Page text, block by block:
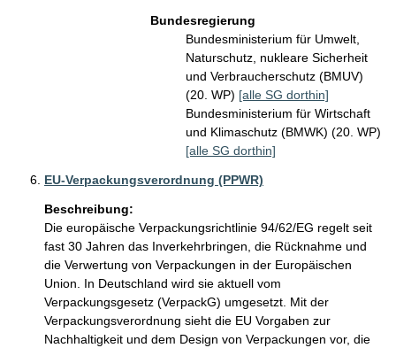
Bundesregierung
Bundesministerium für Umwelt,
Naturschutz, nukleare Sicherheit
und Verbraucherschutz (BMUV)
(20. WP) [alle SG dorthin]
Bundesministerium für Wirtschaft
und Klimaschutz (BMWK) (20. WP)
[alle SG dorthin]
EU-Verpackungsverordnung (PPWR)
Beschreibung:
Die europäische Verpackungsrichtlinie 94/62/EG regelt seit
fast 30 Jahren das Inverkehrbringen, die Rücknahme und
die Verwertung von Verpackungen in der Europäischen
Union. In Deutschland wird sie aktuell vom
Verpackungsgesetz (VerpackG) umgesetzt. Mit der
Verpackungsverordnung sieht die EU Vorgaben zur
Nachhaltigkeit und dem Design von Verpackungen vor, die